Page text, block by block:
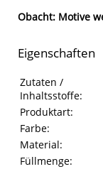
Obacht: Motive
Eigenschaften
Eigenschaften
Eigenschaft
Zutaten /
Inhaltsstoffe:
Produktart:
Farbe:
Material:
Füllmenge: